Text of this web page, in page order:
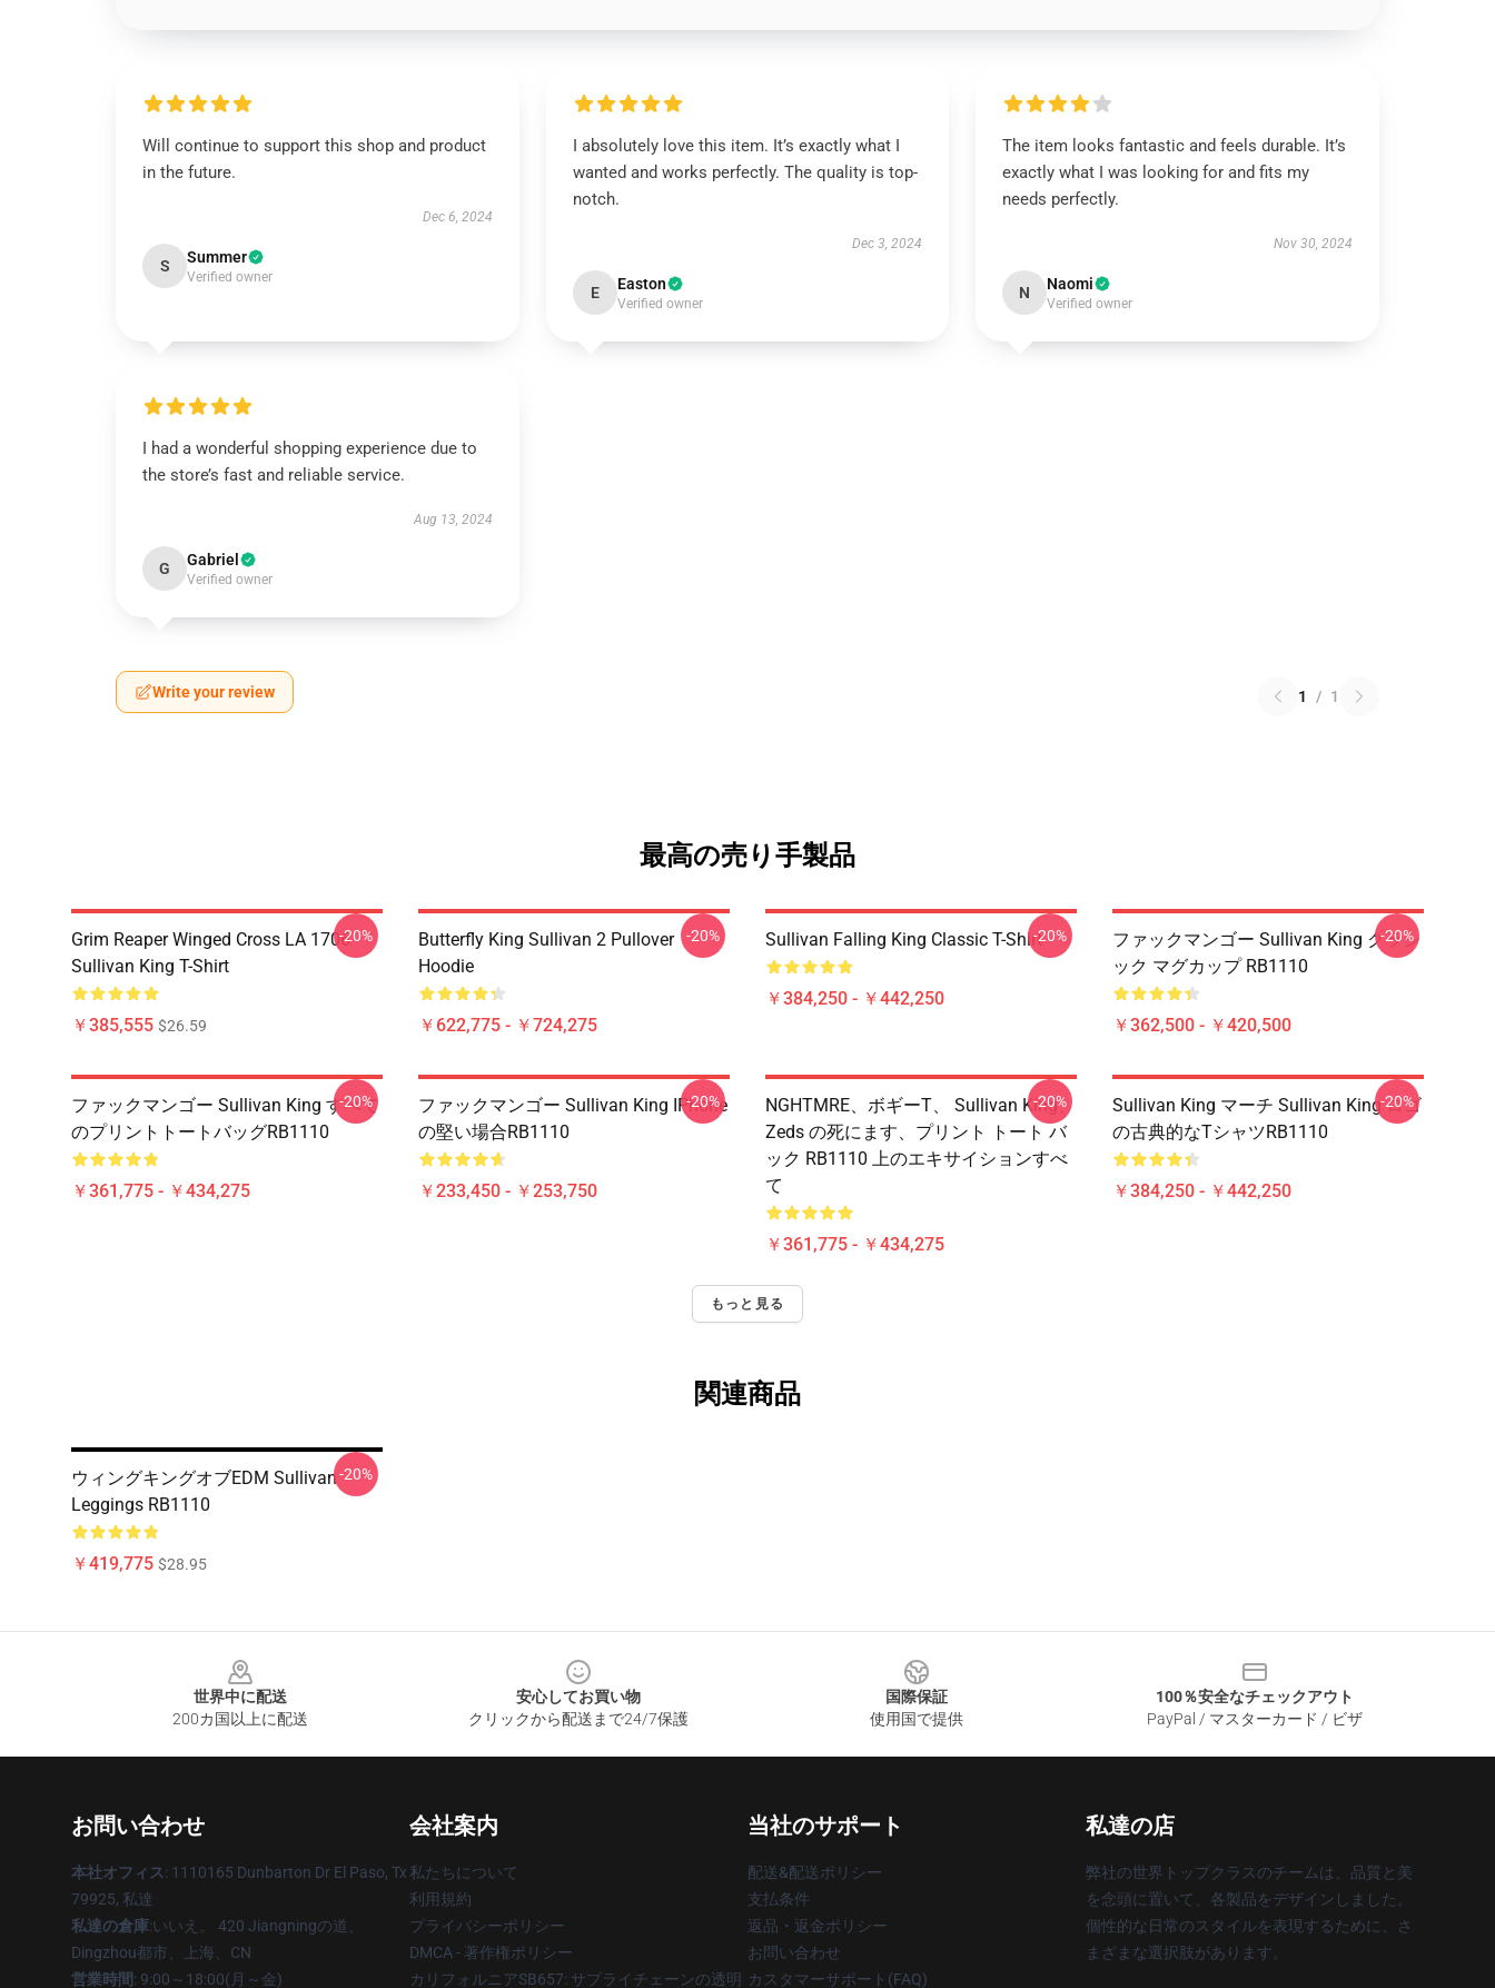
Will continue to support this shop and product
in the future.
Dec 6, 2024
S Summer
Verified owner
I absolutely love this item. It’s exactly what I
wanted and works perfectly. The quality is top-
notch.
Dec 3, 2024
E Easton
Verified owner
The item looks fantastic and feels durable. It’s
exactly what I was looking for and fits my
needs perfectly.
Nov 30, 2024
N Naomi
Verified owner
I had a wonderful shopping experience due to
the store’s fast and reliable service.
Aug 13, 2024
G Gabriel
Verified owner
Write your review 1 / 1
最高の売り手製品
Grim Reaper Winged Cross LA 1706
Sullivan King T-Shirt
￥385,555 $26.59
-20%
Butterfly King Sullivan 2 Pullover
Hoodie
￥622,775 - ￥724,275
-20% Sullivan Falling King Classic T-Shirt
￥384,250 - ￥442,250
-20%
ファックマンゴー Sullivan King クラシ
ック マグカップ RB1110
￥362,500 - ￥420,500
-20%
ファックマンゴー Sullivan King すべて
のプリントトートバッグRB1110
￥361,775 - ￥434,275
-20%
ファックマンゴー Sullivan King IPhone
の堅い場合RB1110
￥233,450 - ￥253,750
-20%
NGHTMRE、ボギーT、 Sullivan King、
Zeds の死にます、プリント トート バ
ック RB1110 上のエキサイションすべ
て
￥361,775 - ￥434,275
-20%
Sullivan King マーチ Sullivan King ロゴ
の古典的なTシャツRB1110
￥384,250 - ￥442,250
-20%
もっと見る
関連商品
ウィングキングオブEDM Sullivan
Leggings RB1110
￥419,775 $28.95
-20%
世界中に配送
200カ国以上に配送
安心してお買い物
クリックから配送まで24/7保護
国際保証
使用国で提供
100％安全なチェックアウト
PayPal / マスターカード / ビザ
お問い合わせ
本社オフィス: 1110165 Dunbarton Dr El Paso, Tx
79925, 私達
私達の倉庫:いいえ。 420 Jiangningの道、
Dingzhou都市、上海、CN
営業時間: 9:00～18:00(月～金)
会社案内
私たちについて
利用規約
プライバシーポリシー
DMCA - 著作権ポリシー
カリフォルニアSB657: サプライチェーンの透明
当社のサポート
配送&配送ポリシー
支払条件
返品・返金ポリシー
お問い合わせ
カスタマーサポート(FAQ)
私達の店
弊社の世界トップクラスのチームは、品質と美
を念頭に置いて、各製品をデザインしました。
個性的な日常のスタイルを表現するために、さ
まざまな選択肢があります。